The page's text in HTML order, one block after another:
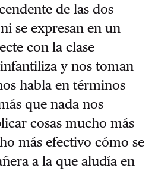
de las dos
se expresan en un
con la clase
y nos toman
habla en términos
que nada nos
cosas mucho más
más efectivo cómo se
a la que aludía en